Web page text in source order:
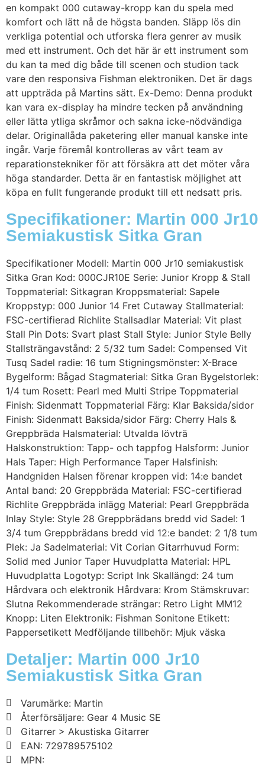
en kompakt 000 cutaway-kropp kan du spela med
komfort och lätt nå de högsta banden. Släpp lös din
verkliga potential och utforska flera genrer av musik
med ett instrument. Och det här är ett instrument som
du kan ta med dig både till scenen och studion tack
vare den responsiva Fishman elektroniken. Det är dags
att uppträda på Martins sätt. Ex-Demo: Denna produkt
kan vara ex-display ha mindre tecken på användning
eller lätta ytliga skråmor och sakna icke-nödvändiga
delar. Originallåda paketering eller manual kanske inte
ingår. Varje föremål kontrolleras av vårt team av
reparationstekniker för att försäkra att det möter våra
höga standarder. Detta är en fantastisk möjlighet att
köpa en fullt fungerande produkt till ett nedsatt pris.
Specifikationer: Martin 000 Jr10
Semiakustisk Sitka Gran
Specifikationer Modell: Martin 000 Jr10 semiakustisk
Sitka Gran Kod: 000CJR10E Serie: Junior Kropp & Stall
Toppmaterial: Sitkagran Kroppsmaterial: Sapele
Kroppstyp: 000 Junior 14 Fret Cutaway Stallmaterial:
FSC-certifierad Richlite Stallsadlar Material: Vit plast
Stall Pin Dots: Svart plast Stall Style: Junior Style Belly
Stallsträngavstånd: 2 5/32 tum Sadel: Compensed Vit
Tusq Sadel radie: 16 tum Stigningsmönster: X-Brace
Bygelform: Bågad Stagmaterial: Sitka Gran Bygelstorlek:
1/4 tum Rosett: Pearl med Multi Stripe Toppmaterial
Finish: Sidenmatt Toppmaterial Färg: Klar Baksida/sidor
Finish: Sidenmatt Baksida/sidor Färg: Cherry Hals &
Greppbräda Halsmaterial: Utvalda lövträ
Halskonstruktion: Tapp- och tappfog Halsform: Junior
Hals Taper: High Performance Taper Halsfinish:
Handgniden Halsen förenar kroppen vid: 14:e bandet
Antal band: 20 Greppbräda Material: FSC-certifierad
Richlite Greppbräda inlägg Material: Pearl Greppbräda
Inlay Style: Style 28 Greppbrädans bredd vid Sadel: 1
3/4 tum Greppbrädans bredd vid 12:e bandet: 2 1/8 tum
Plek: Ja Sadelmaterial: Vit Corian Gitarrhuvud Form:
Solid med Junior Taper Huvudplatta Material: HPL
Huvudplatta Logotyp: Script Ink Skallängd: 24 tum
Hårdvara och elektronik Hårdvara: Krom Stämskruvar:
Slutna Rekommenderade strängar: Retro Light MM12
Knopp: Liten Elektronik: Fishman Sonitone Etikett:
Pappersetikett Medföljande tillbehör: Mjuk väska
Detaljer: Martin 000 Jr10
Semiakustisk Sitka Gran
Varumärke: Martin
Återförsäljare: Gear 4 Music SE
Gitarrer > Akustiska Gitarrer
EAN: 729789575102
MPN: